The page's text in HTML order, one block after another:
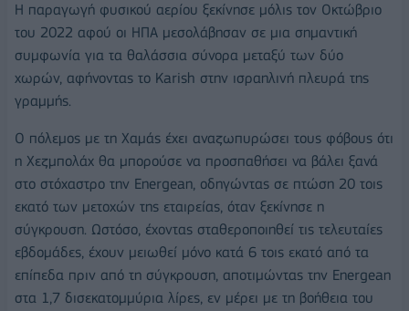
Η παραγωγή φυσικού αερίου ξεκίνησε μόλις τον Οκτώβριο
του 2022 αφού οι ΗΠΑ μεσολάβησαν σε μια σημαντική
συμφωνία για τα θαλάσσια σύνορα μεταξύ των δύο
χωρών, αφήνοντας το Karish στην ισραηλινή πλευρά της
γραμμής.
Ο πόλεμος με τη Χαμάς έχει αναζωπυρώσει τους φόβους ότι
η Χεζμπολάχ θα μπορούσε να προσπαθήσει να βάλει ξανά
στο στόχαστρο την Energean, οδηγώντας σε πτώση 20 τοις
εκατό των μετοχών της εταιρείας, όταν ξεκίνησε η
σύγκρουση. Ωστόσο, έχοντας σταθεροποιηθεί τις τελευταίες
εβδομάδες, έχουν μειωθεί μόνο κατά 6 τοις εκατό από τα
επίπεδα πριν από τη σύγκρουση, αποτιμώντας την Energean
στα 1,7 δισεκατομμύρια λίρες, εν μέρει με τη βοήθεια του